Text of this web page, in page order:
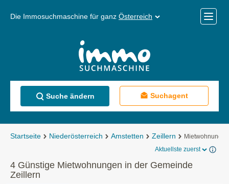
Die Immosuchmaschine für ganz Österreich
Menü
Suche ändern Suchagent
Startseite Niederösterreich Amstetten Zeillern
Mietwohnungen
Aktuellste zuerst
4 Günstige Mietwohnungen in der Gemeinde
Zeillern